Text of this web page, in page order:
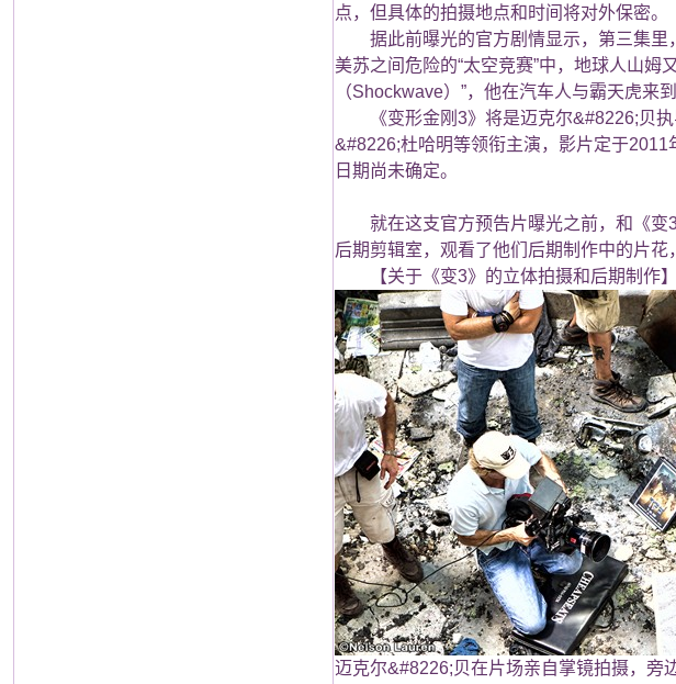
点，但具体的拍摄地点和时间将对外保密。
据此前曝光的官方剧情显示，第三集里，
美苏之间危险的“太空竞赛”中，地球人山
（Shockwave）”，他在汽车人与霸天虎来
《变形金刚3》将是迈克尔&#8226;贝执
&#8226;杜哈明等领衔主演，影片定于
日期尚未确定。
就在这支官方预告片曝光之前，和《变3
后期剪辑室，观看了他们后期制作中的片
【关于《变3》的立体拍摄和后期制作】
迈克尔&#8226;贝在片场亲自掌镜拍摄，旁